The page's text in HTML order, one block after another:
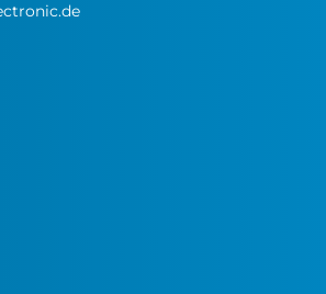
FÜR SPULENSTÄNDER